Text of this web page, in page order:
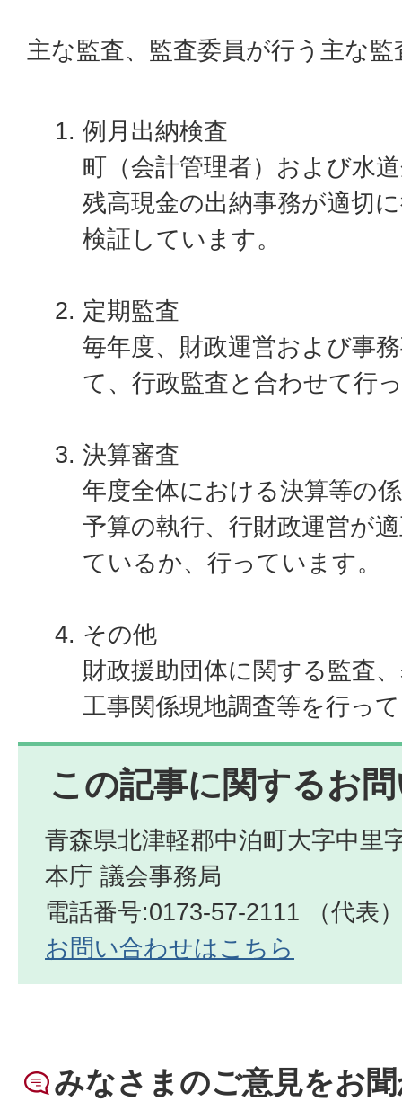
主な監査、監査委員が行う主な
例月出納検査
町（会計管理者）および水
残高現金の出納事務が適切
検証しています。
定期監査
毎年度、財政運営および事
て、行政監査と合わせて行
決算審査
年度全体における決算等の
予算の執行、行財政運営が
ているか、行っています。
その他
財政援助団体に関する監査
工事関係現地調査等を行っ
この記事に関するお
青森県北津軽郡中泊町大字中里
本庁 議会事務局
電話番号:0173-57-2111 （代表
お問い合わせはこちら
みなさまのご意見をお